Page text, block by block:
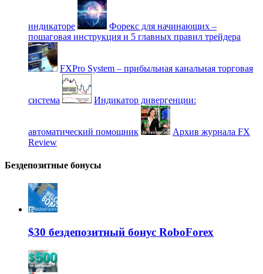
индикаторе
Форекс для начинающих –
пошаговая инструкция и 5 главных правил трейдера
FXPro System – прибыльная канальная торговая
система Индикатор дивергенции:
автоматический помощник
Архив журнала FX
Review
Бездепозитные бонусы
$30 бездепозитный бонус RoboForex